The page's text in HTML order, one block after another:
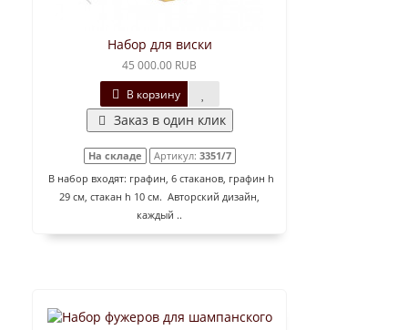
Набор для виски
45 000.00 RUB
В корзину
Заказ в один клик
На складе Артикул: 3351/7
В набор входят: графин, 6 стаканов, графин h
29 см, стакан h 10 см. Авторский дизайн,
каждый ..